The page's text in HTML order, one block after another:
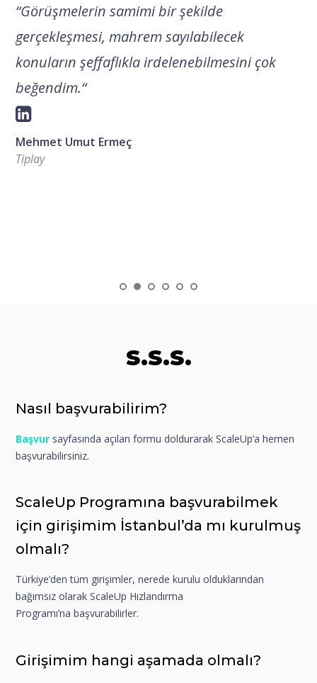
“Görüşmelerin samimi bir şekilde
gerçekleşmesi, mahrem sayılabilecek
konuların şeffaflıkla irdelenebilmesini çok
beğendim.“
Mehmet Umut Ermeç
Tiplay
S.S.S.
Nasıl başvurabilirim?
Başvur sayfasında açılan formu doldurarak ScaleUp’a hemen
başvurabilirsiniz.
ScaleUp Programına başvurabilmek
için girişimim İstanbul’da mı kurulmuş
olmalı?
Türkiye’den tüm girişimler, nerede kurulu olduklarından
bağımsız olarak ScaleUp Hızlandırma
Programı’na başvurabilirler.
Girişimim hangi aşamada olmalı?